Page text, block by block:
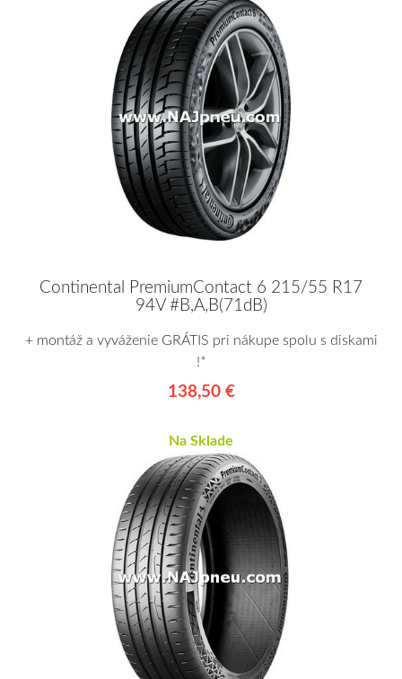
Continental PremiumContact 6 215/55 R17
94V #B,A,B(71dB)
+ montáž a vyváženie GRÁTIS pri nákupe spolu s diskami
!*
138,50 €
Na Sklade